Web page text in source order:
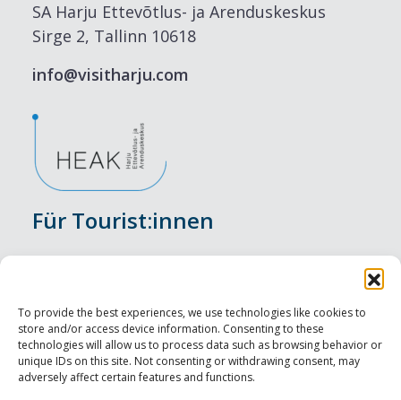
To provide the best experiences, we use technologies like cookies to
store and/or access device information. Consenting to these
technologies will allow us to process data such as browsing behavior or
unique IDs on this site. Not consenting or withdrawing consent, may
adversely affect certain features and functions.
SA Harju Ettevõtlus- ja Arenduskeskus
Sirge 2, Tallinn 10618
info@visitharju.com
Für Tourist:innen
Unterkunft
Genusserlebnisse
Sehenswürdigkeiten